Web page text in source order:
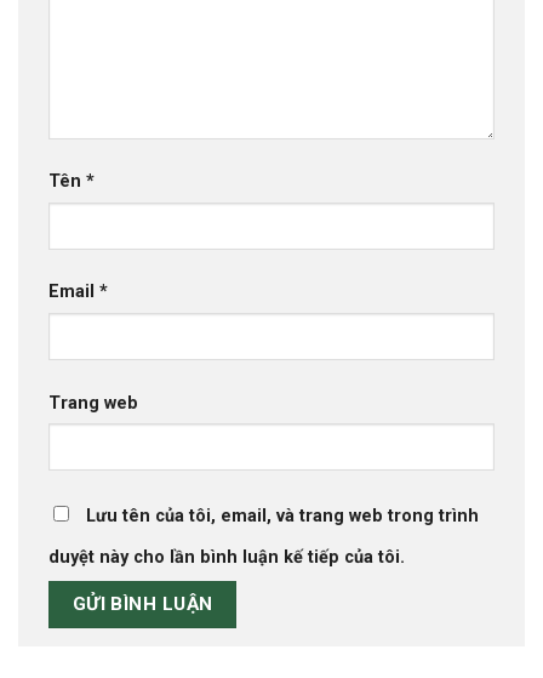
Tên *
Email *
Trang web
Lưu tên của tôi, email, và trang web trong trình
duyệt này cho lần bình luận kế tiếp của tôi.